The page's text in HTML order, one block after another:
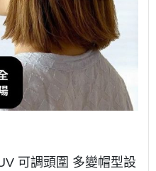
可調頭圍 多變帽型設